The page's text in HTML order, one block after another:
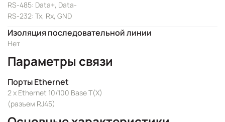
RS-485: Data+, Data-
RS-232: Tx, Rx, GND
Изоляция последовательной линии
Нет
Параметры связи
Порты Ethernet
2 x Ethernet 10/100 Base T(X)
(разъем RJ45)